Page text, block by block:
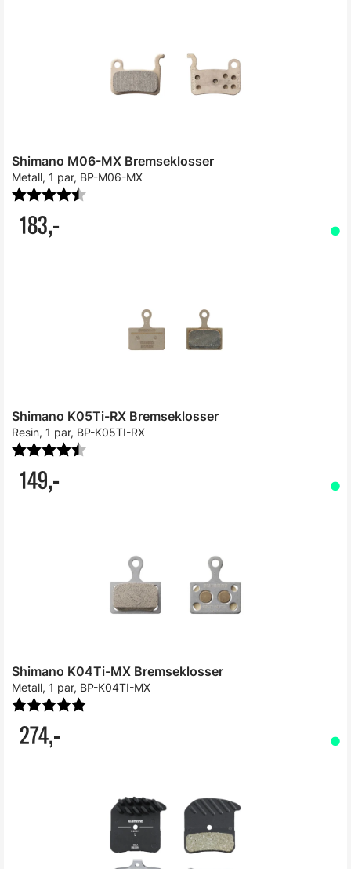
Shimano M06-MX Bremseklosser
Metall, 1 par, BP-M06-MX
183,-
Karakter:
Shimano K05Ti-RX Bremseklosser
Resin, 1 par, BP-K05TI-RX
149,-
Karakter:
Shimano K04Ti-MX Bremseklosser
Metall, 1 par, BP-K04TI-MX
274,-
Karakter: